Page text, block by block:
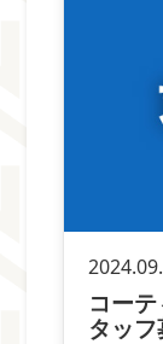
コー
タッ